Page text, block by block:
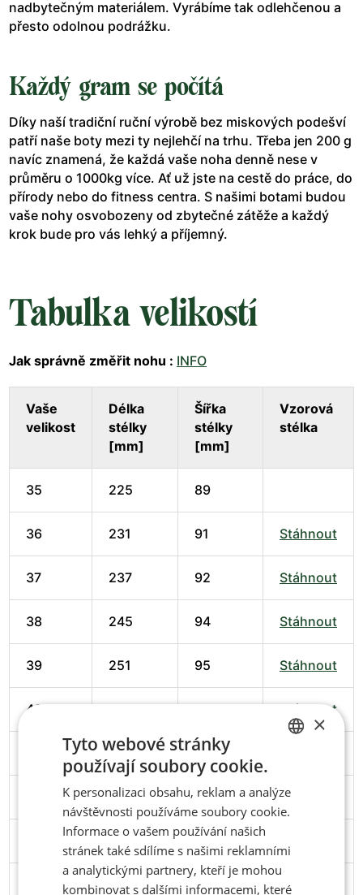
nadbytečným materiálem. Vyrábíme tak odlehčenou a
přesto odolnou podrážku.
Každý gram se počítá
Díky naší tradiční ruční výrobě bez miskových podešví
patří naše boty mezi ty nejlehčí na trhu. Třeba jen 200 g
navíc znamená, že každá vaše noha denně nese v
průměru o 1000kg více. Ať už jste na cestě do práce, do
přírody nebo do fitness centra. S našimi botami budou
vaše nohy osvobozeny od zbytečné zátěže a každý
krok bude pro vás lehký a příjemný.
Tabulka velikostí
Jak správně změřit nohu : INFO
Vaše
velikost
Délka
stélky
[mm]
Šířka
stélky
[mm]
Vzorová
stélka
35 225 89
36 231 91 Stáhnout
37 237 92 Stáhnout
38 245 94 Stáhnout
39 251 95 Stáhnout
40 258 98 Stáhnout
266 102
274 102 Stáhnout
279 103
286 106 Stáhnout
ENGLISH
×
Tyto webové stránky
používají soubory cookie.
K personalizaci obsahu, reklam a analýze
návštěvnosti používáme soubory cookie.
Informace o vašem používání našich
stránek také sdílíme s našimi reklamními
a analytickými partnery, kteří je mohou
kombinovat s dalšími informacemi, které